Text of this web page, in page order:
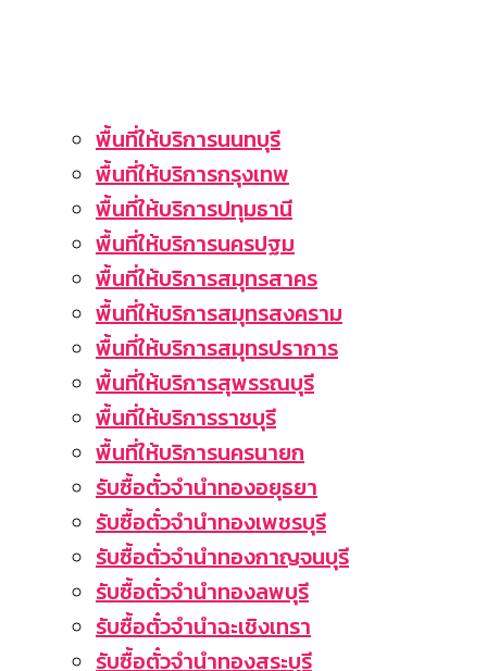
พื้นที่ให้บริการนนทบุรี
พื้นที่ให้บริการกรุงเทพ
พื้นที่ให้บริการปทุมธานี
พื้นที่ให้บริการนครปฐม
พื้นที่ให้บริการสมุทรสาคร
พื้นที่ให้บริการสมุทรสงคราม
พื้นที่ให้บริการสมุทรปราการ
พื้นที่ให้บริการสุพรรณบุรี
พื้นที่ให้บริการราชบุรี
พื้นที่ให้บริการนครนายก
รับซื้อตั๋วจำนำทองอยุธยา
รับซื้อตั๋วจำนำทองเพชรบุรี
รับซื้อตั่วจำนำทองกาญจนบุรี
รับซื้อตั๋วจำนำทองลพบุรี
รับซื้อตั๋วจำนำฉะเชิงเทรา
รับซื้อตั๋วจำนำทองสระบุรี